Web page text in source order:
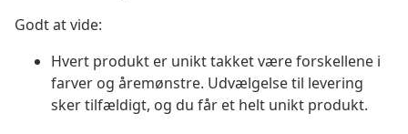
Godt at vide:
Hvert produkt er unikt takket være forskellene i
farver og åremønstre. Udvælgelse til levering
sker tilfældigt, og du får et helt unikt produkt.